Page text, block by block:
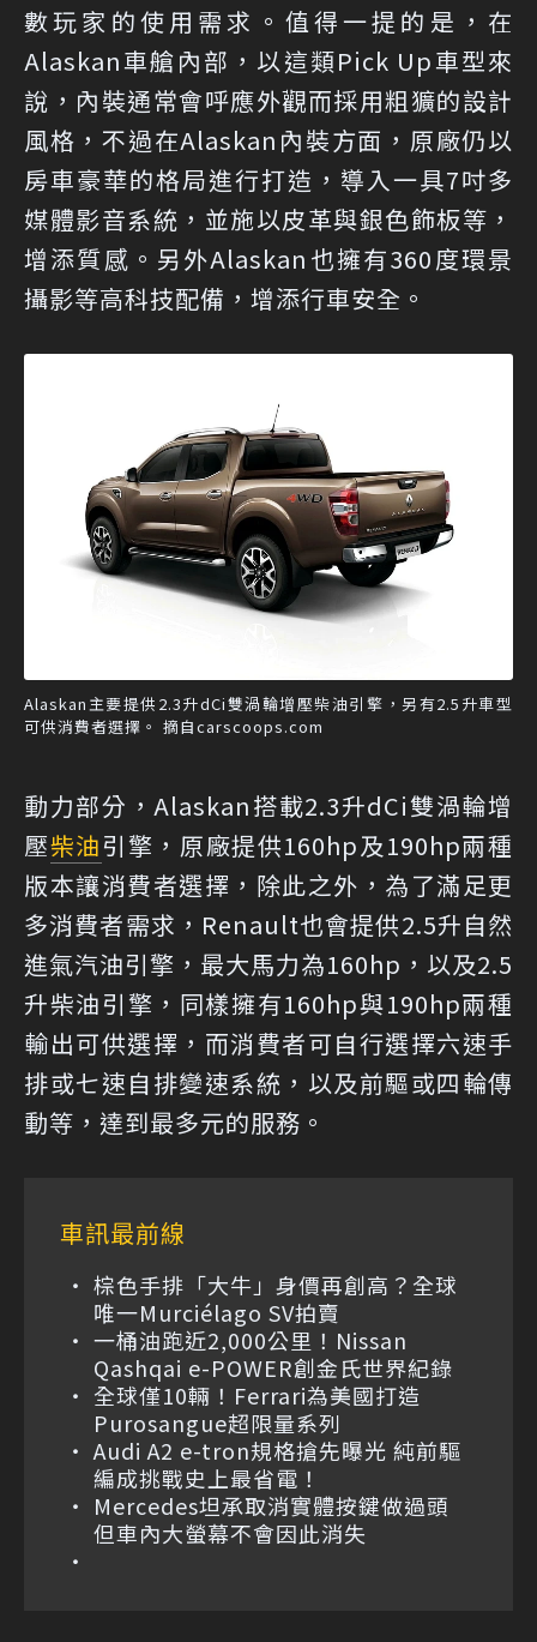
數玩家的使用需求。值得一提的是，在
Alaskan車艙內部，以這類Pick Up車型來
說，內裝通常會呼應外觀而採用粗獷的設計
風格，不過在Alaskan內裝方面，原廠仍以
房車豪華的格局進行打造，導入一具7吋多
媒體影音系統，並施以皮革與銀色飾板等，
增添質感。另外Alaskan也擁有360度環景
攝影等高科技配備，增添行車安全。
Alaskan主要提供2.3升dCi雙渦輪增壓柴油引擎，另有2.5升車型
可供消費者選擇。 摘自carscoops.com
動力部分，Alaskan搭載2.3升dCi雙渦輪增
壓柴油引擎，原廠提供160hp及190hp兩種
版本讓消費者選擇，除此之外，為了滿足更
多消費者需求，Renault也會提供2.5升自然
進氣汽油引擎，最大馬力為160hp，以及2.5
升柴油引擎，同樣擁有160hp與190hp兩種
輸出可供選擇，而消費者可自行選擇六速手
排或七速自排變速系統，以及前驅或四輪傳
動等，達到最多元的服務。
車訊最前線
棕色手排「大牛」身價再創高？全球
唯一Murciélago SV拍賣
一桶油跑近2,000公里！Nissan
Qashqai e-POWER創金氏世界紀錄
全球僅10輛！Ferrari為美國打造
Purosangue超限量系列
Audi A2 e-tron規格搶先曝光 純前驅
編成挑戰史上最省電！
Mercedes坦承取消實體按鍵做過頭
但車內大螢幕不會因此消失